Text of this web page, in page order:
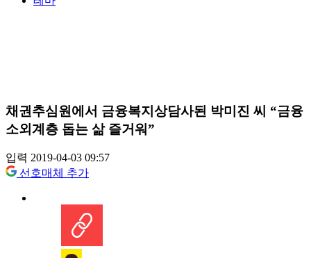
채권추심원에서 금융복지상담사된 박미진 씨 “금융
소외계층 돕는 삶 즐거워”
입력 2019-04-03 09:57
선호매체 추가